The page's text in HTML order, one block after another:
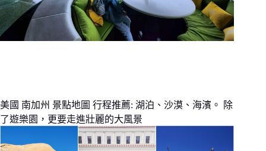
美國 南加州 景點地圖 行程推薦: 湖泊、沙漠、海濱。 除
了遊樂園，更要走進壯麗的大風景